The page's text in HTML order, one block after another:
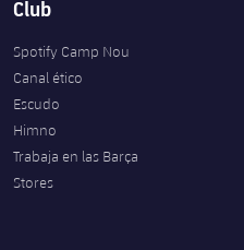
Club
Spotify Camp Nou
Canal ético
Escudo
Himno
Trabaja en las Barça
Stores